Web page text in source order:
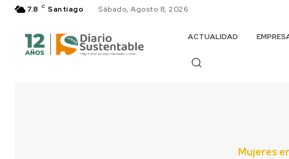
7.8 C Santiago Sábado, Agosto 8, 2026
ACTUALIDAD
Mujeres